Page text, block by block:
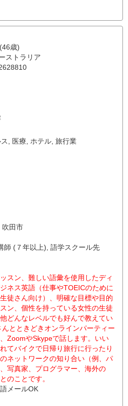
歳)
ストラリア
医療 ホテル 旅行業
田市
師 (７年以上), 語学スクール先
スン、難しい語彙を使用したディ
ネス英語（仕事やTOEICのために
徒さん向け）、明確な目標や目的
ン、個性を持っている女性の生徒
どんなレベルでも好んで教えてい
とときどきオンラインパーティー
ZoomやSkypeで話します。いい
てバイクで日帰り旅行に行ったり
ネットワークの知り合い（例、パ
写真家、プログラマー、海外の
のことです。
メールOK